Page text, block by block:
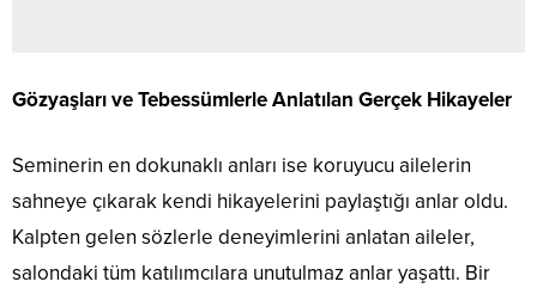
Gözyaşları ve Tebessümlerle Anlatılan Gerçek Hikayeler
Seminerin en dokunaklı anları ise koruyucu ailelerin
sahneye çıkarak kendi hikayelerini paylaştığı anlar oldu.
Kalpten gelen sözlerle deneyimlerini anlatan aileler,
salondaki tüm katılımcılara unutulmaz anlar yaşattı. Bir